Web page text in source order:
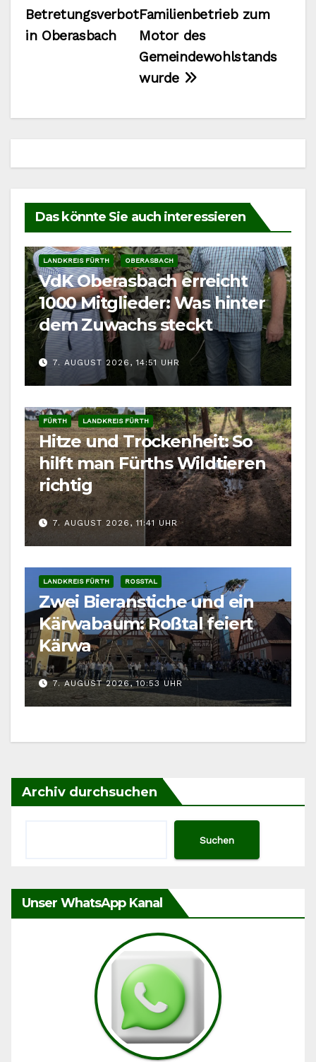
Familienbetrieb zum
Motor des
Gemeindewohlstands
wurde
Betretungsverbot
in Oberasbach
Das könnte Sie auch interessieren
LANDKREIS FÜRTH OBERASBACH
VdK Oberasbach erreicht
1000 Mitglieder: Was hinter
dem Zuwachs steckt
7. AUGUST 2026, 14:51 UHR
FÜRTH LANDKREIS FÜRTH
Hitze und Trockenheit: So
hilft man Fürths Wildtieren
richtig
7. AUGUST 2026, 11:41 UHR
LANDKREIS FÜRTH ROSSTAL
Zwei Bieranstiche und ein
Kärwabaum: Roßtal feiert
Kärwa
7. AUGUST 2026, 10:53 UHR
Archiv durchsuchen
Suchen
Unser WhatsApp Kanal